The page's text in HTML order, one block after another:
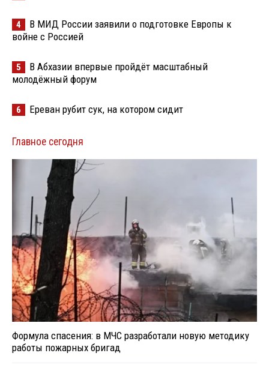
4
В МИД России заявили о подготовке Европы к
войне с Россией
5
В Абхазии впервые пройдёт масштабный
молодёжный форум
6 Ереван рубит сук, на котором сидит
Главное сегодня
Формула спасения: в МЧС разработали новую методику
работы пожарных бригад